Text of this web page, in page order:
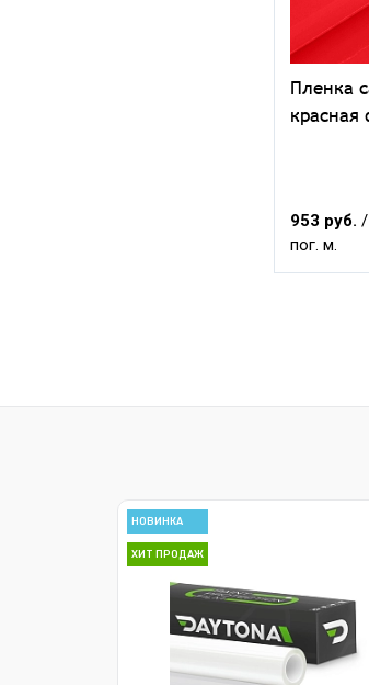
Пленка
красная
953 руб. /
пог. м.
НОВИНКА
ХИТ ПРОДАЖ